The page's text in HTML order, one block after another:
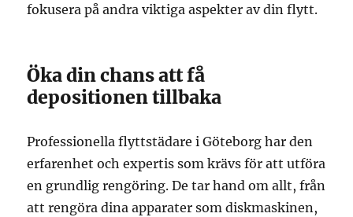
fokusera på andra viktiga aspekter av din flytt.
Öka din chans att få
depositionen tillbaka
Professionella flyttstädare i Göteborg har den
erfarenhet och expertis som krävs för att utföra
en grundlig rengöring. De tar hand om allt, från
att rengöra dina apparater som diskmaskinen,